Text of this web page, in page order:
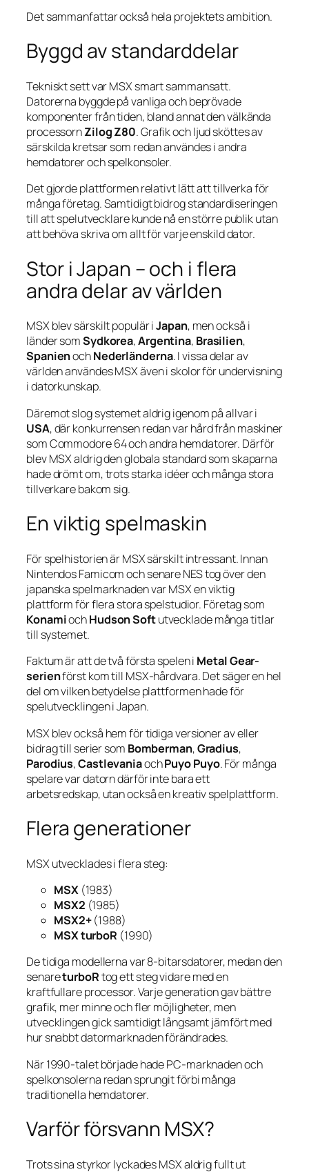
Det sammanfattar också hela projektets ambition.
Byggd av standarddelar
Tekniskt sett var MSX smart sammansatt.
Datorerna byggde på vanliga och beprövade
komponenter från tiden, bland annat den välkända
processornZilog Z80. Grafik och ljud sköttes av
särskilda kretsar som redan användes i andra
hemdatorer och spelkonsoler.
Det gjorde plattformen relativt lätt att tillverka för
många företag. Samtidigt bidrog standardiseringen
till att spelutvecklare kunde nå en större publik utan
att behöva skriva om allt för varje enskild dator.
Stor i Japan – och i flera
andra delar av världen
MSX blev särskilt populär iJapan, men också i
länder somSydkorea,Argentina, Brasilien,
SpanienochNederländerna. I vissa delar av
världen användes MSX även i skolor för undervisning
i datorkunskap.
Däremot slog systemet aldrig igenom på allvar i
USA, där konkurrensen redan var hård från maskiner
som Commodore 64 och andra hemdatorer. Därför
blev MSX aldrig den globala standard som skaparna
hade drömt om, trots starka idéer och många stora
tillverkare bakom sig.
En viktig spelmaskin
För spelhistorien är MSX särskilt intressant. Innan
Nintendos Famicom och senare NES tog över den
japanska spelmarknaden var MSX en viktig
plattform för flera stora spelstudior. Företag som
KonamiochHudson Softutvecklade många titlar
till systemet.
Faktum är att de två första spelen i Metal Gear-
serienförst kom till MSX-hårdvara. Det säger en hel
del om vilken betydelse plattformen hade för
spelutvecklingen i Japan.
MSX blev också hem för tidiga versioner av eller
bidrag till serier som Bomberman,Gradius,
Parodius,CastlevaniaochPuyo Puyo. För många
spelare var datorn därför inte bara ett
arbetsredskap, utan också en kreativ spelplattform.
Flera generationer
MSX utvecklades i flera steg:
MSX(1983)
MSX2 (1985)
MSX2+(1988)
MSX turboR (1990)
De tidiga modellerna var 8-bitarsdatorer, medan den
senareturboRtog ett steg vidare med en
kraftfullare processor. Varje generation gav bättre
grafik, mer minne och fler möjligheter, men
utvecklingen gick samtidigt långsamt jämfört med
hur snabbt datormarknaden förändrades.
När 1990-talet började hade PC-marknaden och
spelkonsolerna redan sprungit förbi många
traditionella hemdatorer.
Varför försvann MSX?
Trots sina styrkor lyckades MSX aldrig fullt ut